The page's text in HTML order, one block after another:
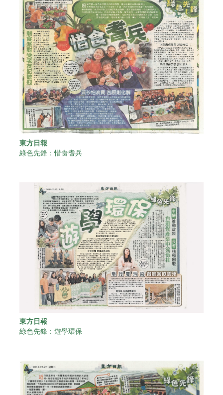
東方日報
綠色先鋒：惜食耆兵
東方日報
綠色先鋒：遊學環保